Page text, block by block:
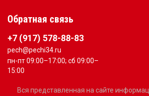
Обратная связь
+7 (917) 578-88-83
pech@pechi34.ru
пн-пт 09:00–17:00; сб 09:00–
15:00
Вся представленная на сайте